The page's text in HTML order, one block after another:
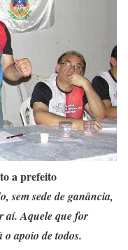
a prefeito
sem sede de ganância,
aí. Aquele que for
apoio de todos.